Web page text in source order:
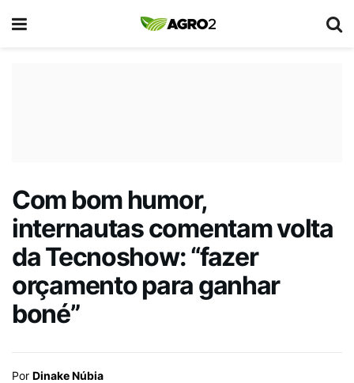
Com bom humor,
internautas comentam volta
da Tecnoshow: “fazer
orçamento para ganhar
boné”
Por Dinake Núbia